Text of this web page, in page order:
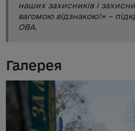
наших захисників і
вагомою відзнакою!» –
ОВА.
Галерея